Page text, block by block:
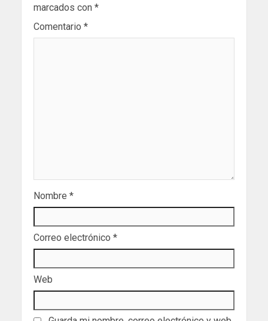
marcados con *
Comentario *
Nombre *
Correo electrónico *
Web